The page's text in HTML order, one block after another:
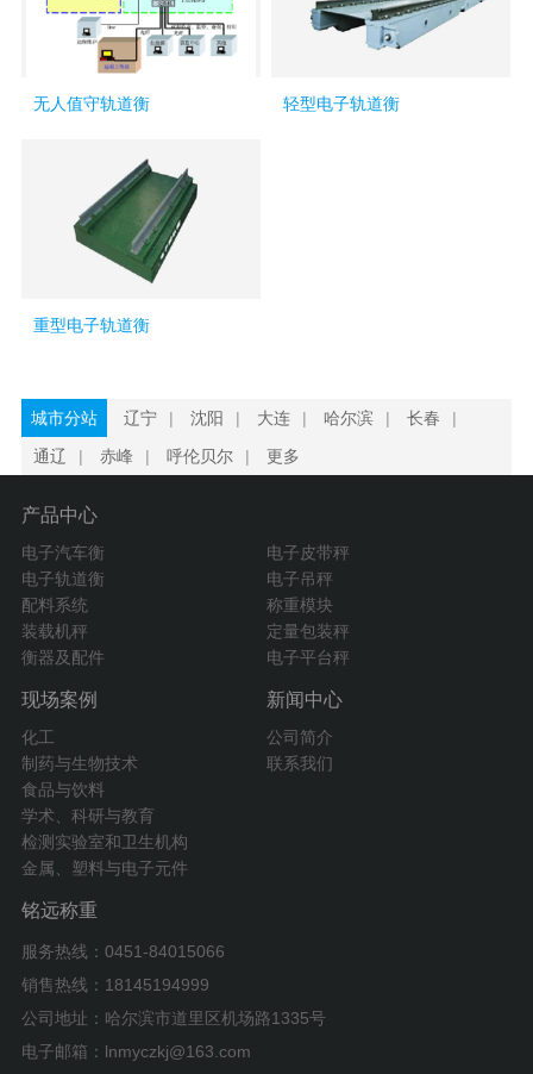
无人值守轨道衡 轻型电子轨道衡
重型电子轨道衡
城市分站 辽宁 | 沈阳 | 大连 | 哈尔滨 | 长春
|
通辽
| 赤峰 | 呼伦贝尔 | 更多
产品中心
电子汽车衡
电子皮带秤
电子轨道衡
电子吊秤
配料系统
称重模块
装载机秤
定量包装秤
衡器及配件
电子平台秤
现场案例
化工
制药与生物技术
食品与饮料
学术、科研与教育
检测实验室和卫生机构
金属、塑料与电子元件
新闻中心
公司简介
联系我们
铭远称重
服务热线：0451-84015066
销售热线：18145194999
公司地址：哈尔滨市道里区机场路1335号
电子邮箱：lnmyczkj@163.com